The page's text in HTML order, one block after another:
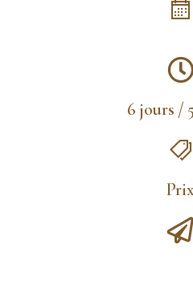
6 jours /